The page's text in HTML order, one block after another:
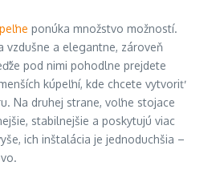
ponúka množstvo možností.
vzdušne a elegantne, zároveň
pod nimi pohodlne prejdete
kúpeľní, kde chcete vytvoriť
Na druhej strane, voľne stojace
stabilnejšie a poskytujú viac
ich inštalácia je jednoduchšia –